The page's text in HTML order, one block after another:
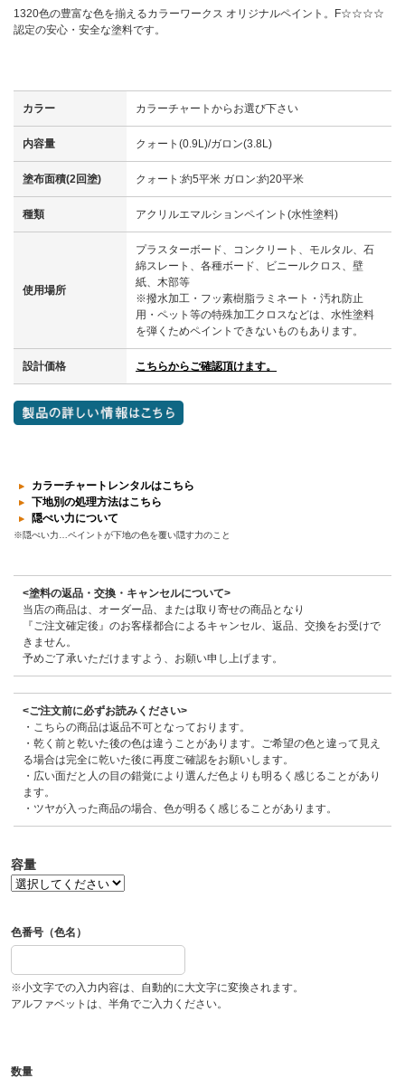
1320色の豊富な色を揃えるカラーワークス オリジナルペイント。F☆☆☆☆
認定の安心・安全な塗料です。
カラー カラーチャートからお選び下さい
内容量 クォート(0.9L)/ガロン(3.8L)
塗布面積(2回塗) クォート:約5平米 ガロン:約20平米
種類 アクリルエマルションペイント(水性塗料)
使用場所
プラスターボード、コンクリート、モルタル、石
綿スレート、各種ボード、ビニールクロス、壁
紙、木部等
※撥水加工・フッ素樹脂ラミネート・汚れ防止
用・ペット等の特殊加工クロスなどは、水性塗料
を弾くためペイントできないものもあります。
設計価格 こちらからご確認頂けます。
カラーチャートレンタルはこちら
下地別の処理方法はこちら
隠ぺい力について
※隠ぺい力…ペイントが下地の色を覆い隠す力のこと
<塗料の返品・交換・キャンセルについて>
当店の商品は、オーダー品、または取り寄せの商品となり
『ご注文確定後』のお客様都合によるキャンセル、返品、交換をお受けで
きません。
予めご了承いただけますよう、お願い申し上げます。
<ご注文前に必ずお読みください>
・こちらの商品は返品不可となっております。
・乾く前と乾いた後の色は違うことがあります。ご希望の色と違って見え
る場合は完全に乾いた後に再度ご確認をお願いします。
・広い面だと人の目の錯覚により選んだ色よりも明るく感じることがあり
ます。
・ツヤが入った商品の場合、色が明るく感じることがあります。
容量
色番号（色名）
※小文字での入力内容は、自動的に大文字に変換されます。
アルファベットは、半角でご入力ください。
数量